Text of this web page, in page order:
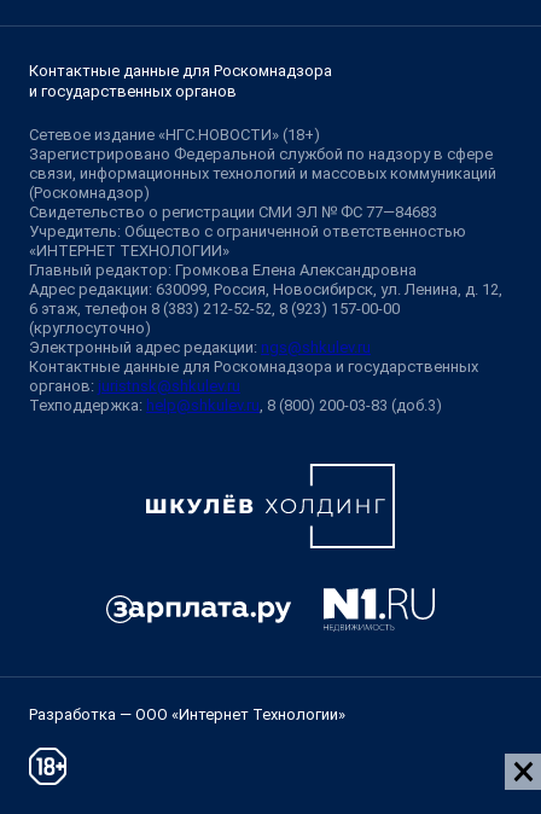
Контактные данные для Роскомнадзора
и государственных органов
Сетевое издание «НГС.НОВОСТИ» (18+)
Зарегистрировано Федеральной службой по надзору в сфере
связи, информационных технологий и массовых коммуникаций
(Роскомнадзор)
Свидетельство о регистрации СМИ ЭЛ № ФС 77—84683
Учредитель: Общество с ограниченной ответственностью
«ИНТЕРНЕТ ТЕХНОЛОГИИ»
Главный редактор: Громкова Елена Александровна
Адрес редакции: 630099, Россия, Новосибирск, ул. Ленина, д. 12,
6 этаж, телефон 8 (383) 212-52-52, 8 (923) 157-00-00
(круглосуточно)
Электронный адрес редакции: ngs@shkulev.ru
Контактные данные для Роскомнадзора и государственных
органов: juristnsk@shkulev.ru
Техподдержка: help@shkulev.ru , 8 (800) 200-03-83 (доб.3)
Разработка — ООО «Интернет Технологии»